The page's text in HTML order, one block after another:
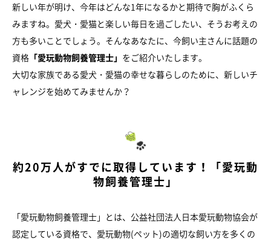
新しい年が明け、今年はどんな1年になるかと期待で胸がふくら
みますね。愛犬・愛猫と楽しい毎日を過ごしたい、そうお考えの
方も多いことでしょう。そんなあなたに、今飼い主さんに話題の
資格 「愛玩動物飼養管理士」 をご紹介いたします。
大切な家族である愛犬・愛猫の幸せな暮らしのために、新しいチ
ャレンジを始めてみませんか？
約20万人がすでに取得しています！「愛玩動
物飼養管理士」
「愛玩動物飼養管理士」とは、公益社団法人日本愛玩動物協会が
認定している資格で、愛玩動物(ペット)の適切な飼い方を多くの